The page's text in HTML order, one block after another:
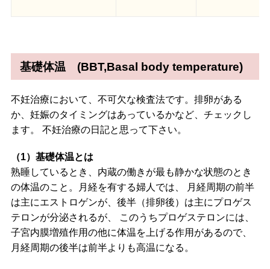
基礎体温 (BBT,Basal body temperature)
不妊治療において、不可欠な検査法です。排卵がある
か、妊娠のタイミングはあっているかなど、チェックし
ます。 不妊治療の日記と思って下さい。
（1）基礎体温とは
熟睡しているとき、内蔵の働きが最も静かな状態のとき
の体温のこと。月経を有する婦人では、 月経周期の前半
は主にエストロゲンが、後半（排卵後）は主にプロゲス
テロンが分泌されるが、 このうちプロゲステロンには、
子宮内膜増殖作用の他に体温を上げる作用があるので、
月経周期の後半は前半よりも高温になる。